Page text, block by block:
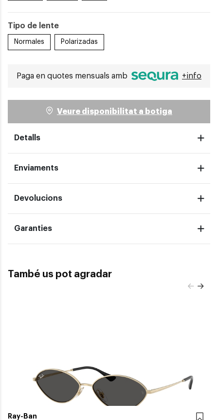
Tipo de lente
Normales Polarizadas
Paga en quotes mensuals amb +info
Veure disponibilitat a botiga
Detalls
Enviaments
Devolucions
Garanties
També us pot agradar
Ray-Ban